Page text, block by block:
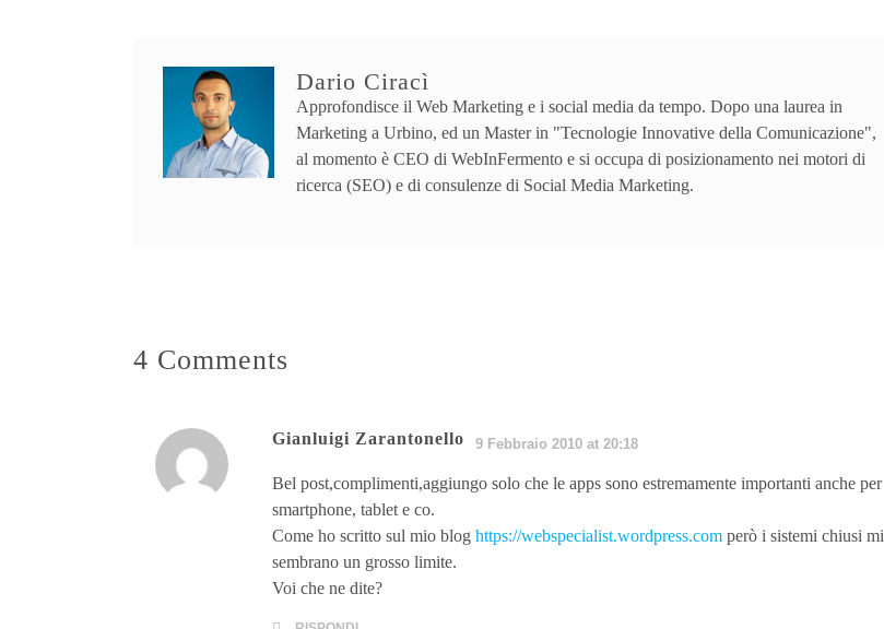
Dario Ciracì
Approfondisce il Web Marketing e i social media da tempo. Dopo una laurea in
Marketing a Urbino, ed un Master in "Tecnologie Innovative della Comunicazione",
al momento è CEO di WebInFermento e si occupa di posizionamento nei motori di
ricerca (SEO) e di consulenze di Social Media Marketing.
4 Comments
Gianluigi Zarantonello 9 Febbraio 2010 at 20:18
Bel post,complimenti,aggiungo solo che le apps sono estremamente importanti anche per
smartphone, tablet e co.
Come ho scritto sul mio blog https://webspecialist.wordpress.com però i sistemi chiusi mi
sembrano un grosso limite.
Voi che ne dite?